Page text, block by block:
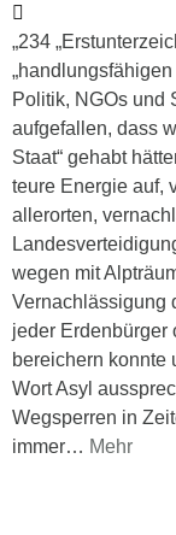
„234
Politik, NGOs und
aufgefallen, dass
Staat“ gehabt
teure Energie auf,
allerorten,
wegen mit
Vernachlässigung
jeder Erdenbürger
bereichern konnte
Wort Asyl
Wegsperren in
immer… Mehr